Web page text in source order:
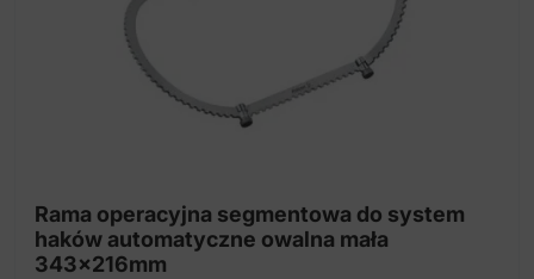
Rama operacyjna segmentowa do system
haków automatyczne owalna mała
343x216mm